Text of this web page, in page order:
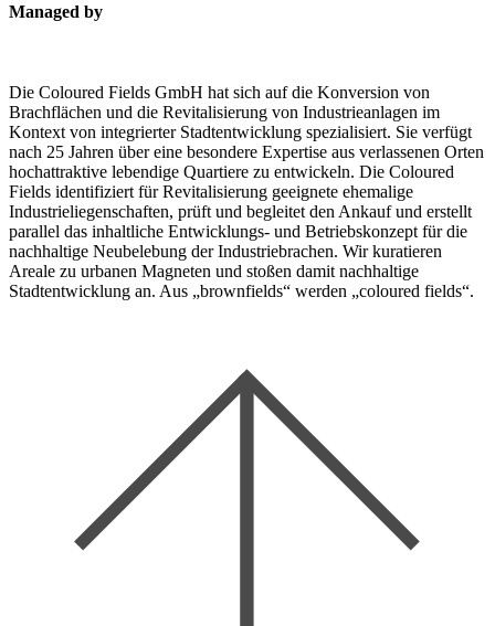
Managed by
Die Coloured Fields GmbH hat sich auf die Konversion von
Brachflächen und die Revitalisierung von Industrieanlagen im
Kontext von integrierter Stadtentwicklung spezialisiert. Sie verfügt
nach 25 Jahren über eine besondere Expertise aus verlassenen Orten
hochattraktive lebendige Quartiere zu entwickeln. Die Coloured
Fields identifiziert für Revitalisierung geeignete ehemalige
Industrieliegenschaften, prüft und begleitet den Ankauf und erstellt
parallel das inhaltliche Entwicklungs- und Betriebskonzept für die
nachhaltige Neubelebung der Industriebrachen. Wir kuratieren
Areale zu urbanen Magneten und stoßen damit nachhaltige
Stadtentwicklung an. Aus „brownfields“ werden „coloured fields“.